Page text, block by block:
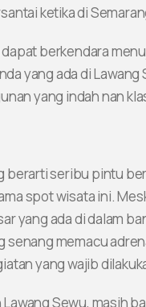
ketika di
berkendara
yang ada di Lawang
yang indah nan
berarti seribu pintu
spot wisata ini.
yang ada di dalam
senang memacu
yang wajib
Sewu, masih